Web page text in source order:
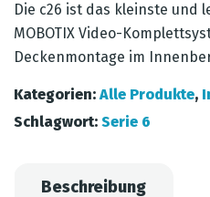
Die c26 ist das kleinste und
MOBOTIX Video-
Deckenmontage im
Kategorien:Alle Produkte,
Schlagwort: Serie 6
Beschreibung